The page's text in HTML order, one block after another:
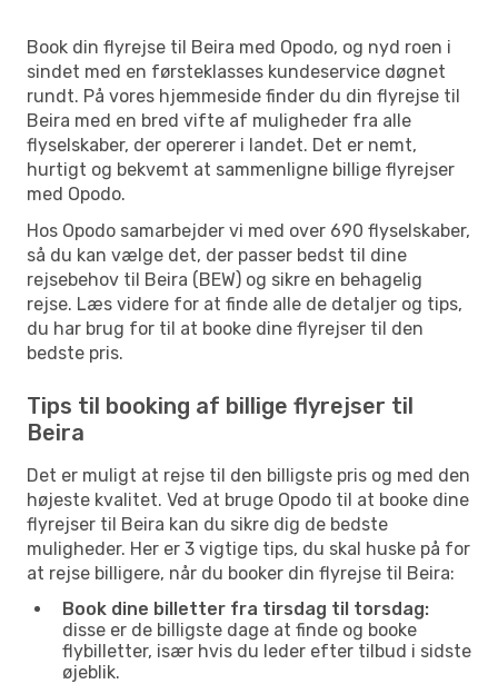
Book din flyrejse til Beira med Opodo, og nyd roen i
sindet med en førsteklasses kundeservice døgnet
rundt. På vores hjemmeside finder du din flyrejse til
Beira med en bred vifte af muligheder fra alle
flyselskaber, der opererer i landet. Det er nemt,
hurtigt og bekvemt at sammenligne billige flyrejser
med Opodo.
Hos Opodo samarbejder vi med over 690 flyselskaber,
så du kan vælge det, der passer bedst til dine
rejsebehov til Beira (BEW) og sikre en behagelig
rejse. Læs videre for at finde alle de detaljer og tips,
du har brug for til at booke dine flyrejser til den
bedste pris.
Tips til booking af billige flyrejser til
Beira
Det er muligt at rejse til den billigste pris og med den
højeste kvalitet. Ved at bruge Opodo til at booke dine
flyrejser til Beira kan du sikre dig de bedste
muligheder. Her er 3 vigtige tips, du skal huske på for
at rejse billigere, når du booker din flyrejse til Beira:
Book dine billetter fra tirsdag til torsdag:
disse er de billigste dage at finde og booke
flybilletter, især hvis du leder efter tilbud i sidste
øjeblik.